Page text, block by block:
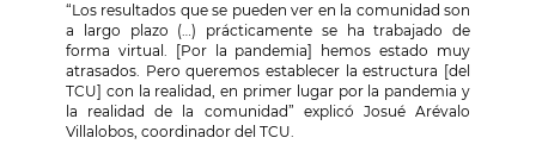
“Los resultados que se pueden ver en la comunidad son
a largo plazo (…) prácticamente se ha trabajado de
forma virtual. [Por la pandemia] hemos estado muy
atrasados. Pero queremos establecer la estructura [del
TCU] con la realidad, en primer lugar por la pandemia y
la realidad de la comunidad” explicó Josué Arévalo
Villalobos, coordinador del TCU.